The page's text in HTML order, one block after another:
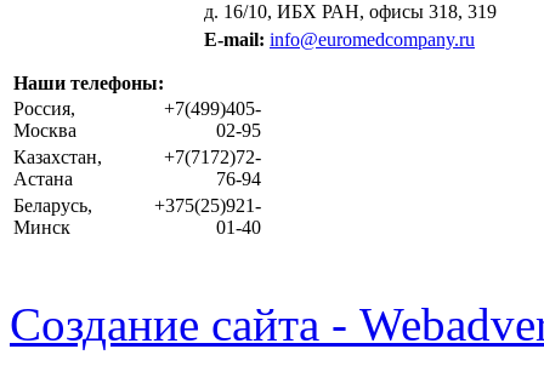
д. 16/10, ИБХ РАН, офисы 318, 319
E-mail: info@euromedcompany.ru
Наши телефоны:
Россия,
Москва
+7(499)405-
02-95
Казахстан,
Астана
+7(7172)72-
76-94
Беларусь,
Минск
+375(25)921-
01-40
Создание сайта -